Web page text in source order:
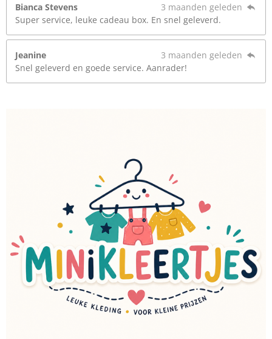
Bianca Stevens
3 maanden geleden
Super service, leuke cadeau box. En snel geleverd.
Jeanine
3 maanden geleden
Snel geleverd en goede service. Aanrader!